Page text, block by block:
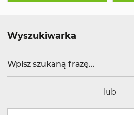
Wyszukiwarka
lub